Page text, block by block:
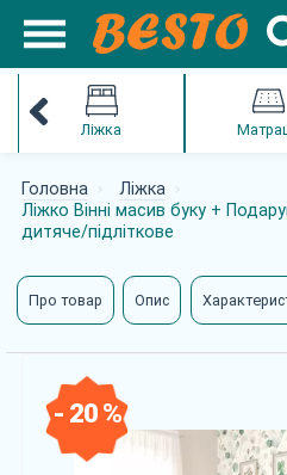
Ліжка
Головна
Ліжка
Ліжко Вінні масив буку +
дитяче/підліткове
Про товар Опис
- 20 %